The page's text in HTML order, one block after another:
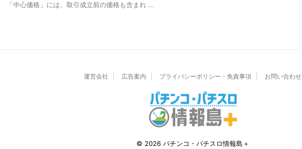
「中心価格」には、取引成立前の価格も含まれ ...
運営会社 広告案内 プライバシーポリシー・免責事項 お問い合わせ
© 2026 パチンコ・パチスロ情報島＋